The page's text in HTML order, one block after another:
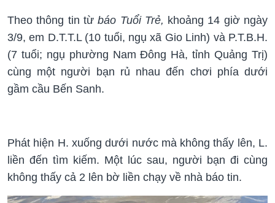
Theo thông tin từbáo Tuổi Trẻ, khoảng 14 giờ ngày
3/9, em D.T.T.L (10 tuổi, ngụ xã Gio Linh) và P.T.B.H.
(7 tuổi; ngụ phường Nam Đông Hà, tỉnh Quảng Trị)
cùng một người bạn rủ nhau đến chơi phía dưới
gầm cầu Bến Sanh.
Phát hiện H. xuống dưới nước mà không thấy lên, L.
liền đến tìm kiếm. Một lúc sau, người bạn đi cùng
không thấy cả 2 lên bờ liền chạy về nhà báo tin.